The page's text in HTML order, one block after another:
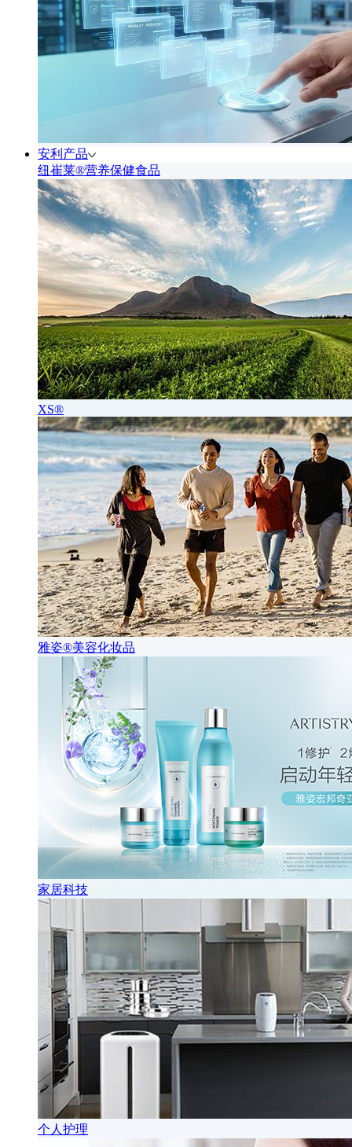
安利产品
纽崔莱®营养保健食品
XS®
雅姿®美容化妆品
家居科技
个人护理